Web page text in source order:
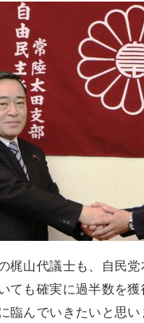
梶山代議士も、自民
ても確実に過半数を
臨んでいきたいと思い